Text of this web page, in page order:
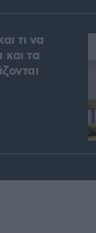
τι να
και τα